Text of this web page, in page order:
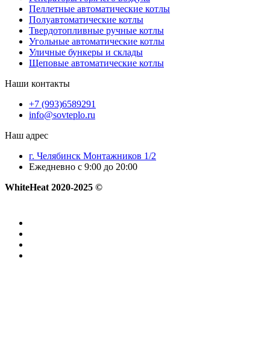
Пеллетные автоматические котлы
Полуавтоматические котлы
Твердотопливные ручные котлы
Угольные автоматические котлы
Уличные бункеры и склады
Щеповые автоматические котлы
Наши контакты
+7 (993)6589291
info@sovteplo.ru
Наш адрес
г. Челябинск Монтажников 1/2
Ежедневно с 9:00 до 20:00
WhiteHeat 2020-2025 ©